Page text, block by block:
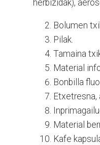
herbizidak),
Bolumen
Pilak.
Tamaina
Material
Bonbilla
Material
Kafe